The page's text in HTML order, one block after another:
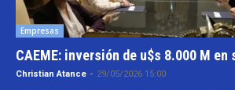
Empresas
CAEME: inversión de u$s 8.000 M en
Christian Atance - 29/05/2026 15:00